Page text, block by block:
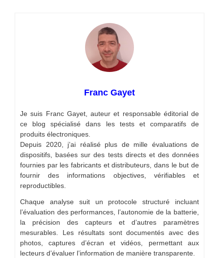
Franc Gayet
Je suis Franc Gayet, auteur et responsable éditorial de
ce blog spécialisé dans les tests et comparatifs de
produits électroniques.
Depuis 2020, j’ai réalisé plus de mille évaluations de
dispositifs, basées sur des tests directs et des données
fournies par les fabricants et distributeurs, dans le but de
fournir des informations objectives, vérifiables et
reproductibles.
Chaque analyse suit un protocole structuré incluant
l’évaluation des performances, l’autonomie de la batterie,
la précision des capteurs et d’autres paramètres
mesurables. Les résultats sont documentés avec des
photos, captures d’écran et vidéos, permettant aux
lecteurs d’évaluer l’information de manière transparente.